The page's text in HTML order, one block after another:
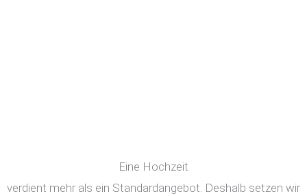
Eine Hochzeit
verdient mehr als ein Standardangebot. Deshalb setzen wir